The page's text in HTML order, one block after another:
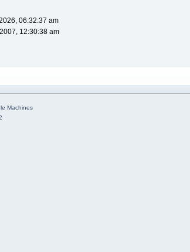
06:32:37 am
12:30:38 am
Machines